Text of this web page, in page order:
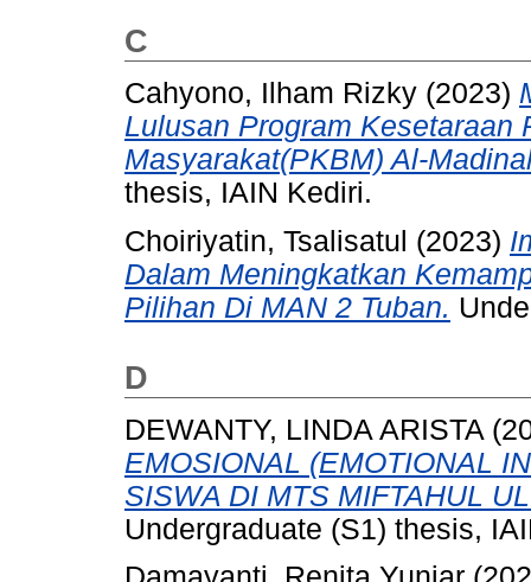
C
Cahyono, Ilham Rizky (2023)
Lulusan Program Kesetaraan
Masyarakat(PKBM) Al-
thesis, IAIN Kediri.
Choiriyatin, Tsalisatul (2023)
Dalam Meningkatkan
Pilihan Di MAN 2 Tuban.
D
DEWANTY, LINDA ARISTA
EMOSIONAL (EMOTIONAL
SISWA DI MTS MIFTAHUL
Undergraduate (S1) thesis,